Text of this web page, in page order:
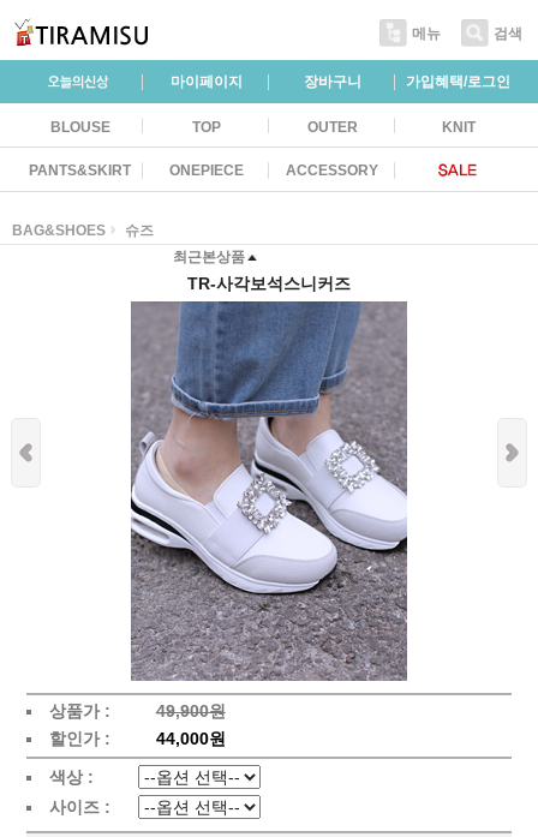
메뉴 검색
마이페이지 장바구니 가입혜택/로그인
BLOUSE TOP OUTER KNIT
PANTS&SKIRT ONEPIECE ACCESSORY
BAG&SHOES
슈즈
최근본상품
TR-사각보석스니커즈
상품가 :
49,900원
할인가 :
44,000원
색상 :
사이즈 :